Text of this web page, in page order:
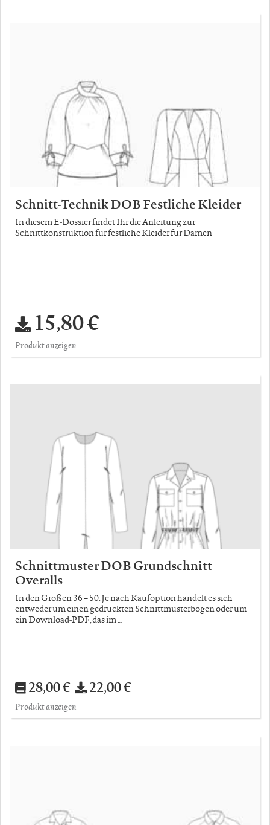
Schnitt-Technik DOB Festliche Kleider
In diesem E-Dossier findet Ihr die Anleitung zur
Schnittkonstruktion für festliche Kleider für Damen
15,80 €
Produkt anzeigen
Schnittmuster DOB Grundschnitt
Overalls
In den Größen 36 – 50. Je nach Kaufoption handelt es sich
entweder um einen gedruckten Schnittmusterbogen oder um
ein Download-PDF, das im …
28,00 € 22,00 €
Produkt anzeigen